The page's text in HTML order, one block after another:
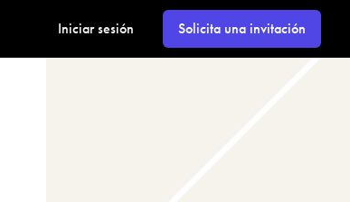
Iniciar sesión Solicita una invitación